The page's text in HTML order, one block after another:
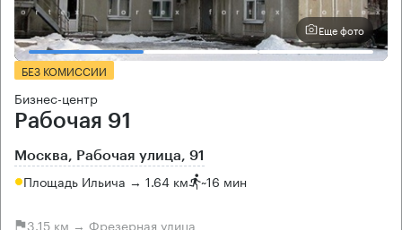
Еще фото
БЕЗ КОМИССИИ
Бизнес-центр
Рабочая 91
Москва, Рабочая улица, 91
Площадь Ильича → 1.64 км ~16 мин
3.15 км → Фрезерная улица